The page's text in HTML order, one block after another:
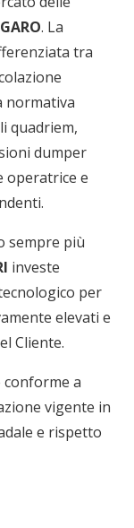
. La
tra
normativa
quadriem,
dumper
operatrice e
sempre più
investe
per
elevati e
Cliente.
conforme a
vigente in
e rispetto